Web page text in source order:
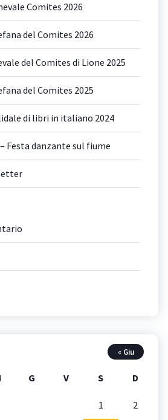
Comites 2026
del Comites 2026
del Comites di Lione 2025
del Comites 2025
di libri in italiano 2024
– Festa danzante sul fiume
G V S D
1 2
« Giu